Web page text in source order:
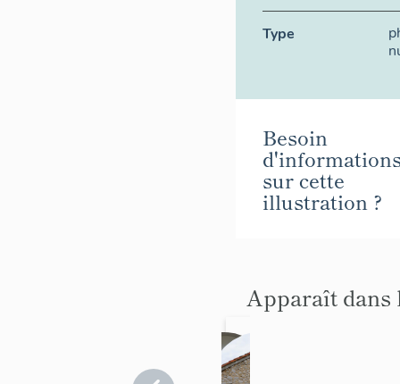
Type
Besoin
sur cette
illustration ?
Apparaît dans